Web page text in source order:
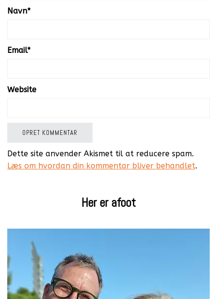
Navn*
Email*
Website
Dette site anvender Akismet til at reducere spam.
Læs om hvordan din kommentar bliver behandlet.
Her er afoot